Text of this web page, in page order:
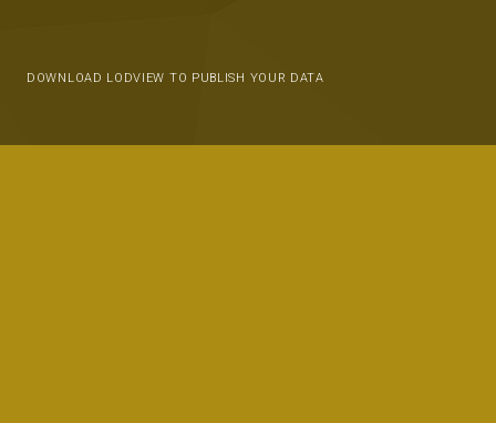
DOWNLOAD LODVIEW TO PUBLISH YOUR DATA